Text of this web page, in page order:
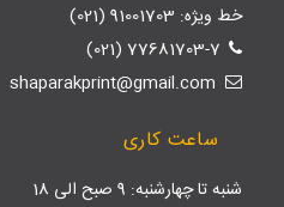
خط ویژه: 91001703 (021)
77681703-7 (021)
ساعت کاری
شنبه تا چهارشنبه: 9 صبح الی 18